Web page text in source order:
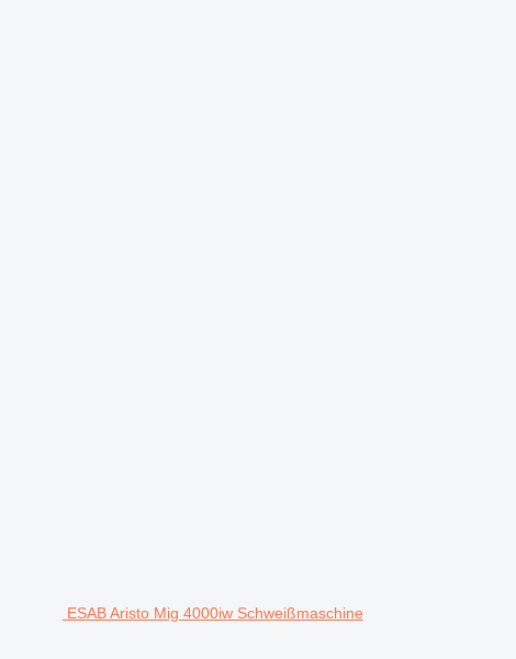
ESAB Aristo Mig 4000iw Schweißmaschine